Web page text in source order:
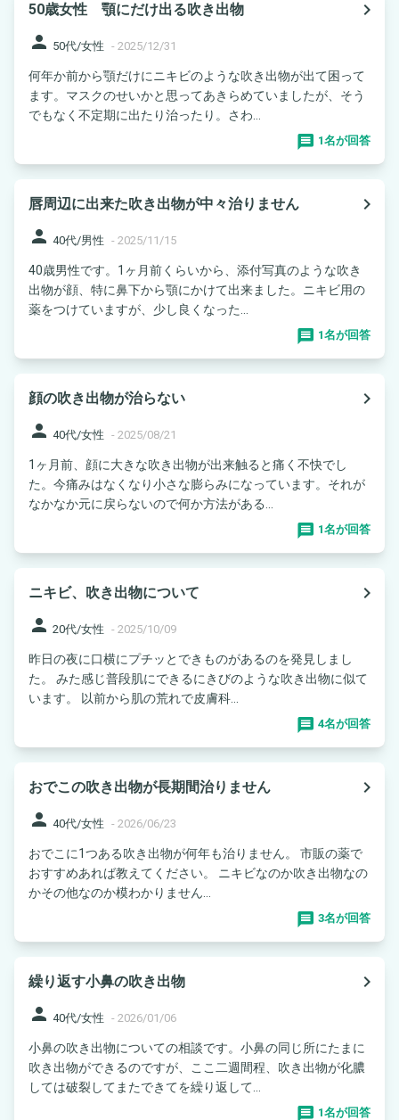
50歳女性 顎にだけ出る吹き出物
navigate_next
person 50代/女性 - 2025/12/31
何年か前から顎だけにニキビのような吹き出物が出て困って
ます。マスクのせいかと思ってあきらめていましたが、そう
でもなく不定期に出たり治ったり。さわ...
1名が回答
唇周辺に出来た吹き出物が中々治りません
navigate_next
person 40代/男性 - 2025/11/15
40歳男性です。1ヶ月前くらいから、添付写真のような吹き
出物が顔、特に鼻下から顎にかけて出来ました。ニキビ用の
薬をつけていますが、少し良くなった...
1名が回答
顔の吹き出物が治らない
navigate_next
person 40代/女性 - 2025/08/21
1ヶ月前、顔に大きな吹き出物が出来触ると痛く不快でし
た。今痛みはなくなり小さな膨らみになっています。それが
なかなか元に戻らないので何か方法がある...
1名が回答
ニキビ、吹き出物について
navigate_next
person 20代/女性 - 2025/10/09
昨日の夜に口横にプチッとできものがあるのを発見しまし
た。 みた感じ普段肌にできるにきびのような吹き出物に似て
います。 以前から肌の荒れで皮膚科...
4名が回答
おでこの吹き出物が長期間治りません
navigate_next
person 40代/女性 - 2026/06/23
おでこに1つある吹き出物が何年も治りません。 市販の薬で
おすすめあれば教えてください。 ニキビなのか吹き出物なの
かその他なのか模わかりません...
3名が回答
繰り返す小鼻の吹き出物
navigate_next
person 40代/女性 - 2026/01/06
小鼻の吹き出物についての相談です。小鼻の同じ所にたまに
吹き出物ができるのですが、ここ二週間程、吹き出物が化膿
しては破裂してまたできてを繰り返して...
1名が回答